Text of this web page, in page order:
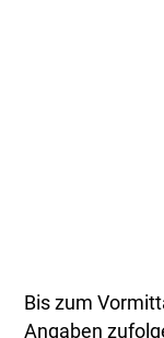
Bis zum
Angaben